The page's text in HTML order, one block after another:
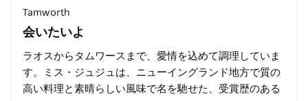
Tamworth
会いたいよ
ラオスからタムワースまで、愛情を込めて調理していま
す。ミス・ジュジュは、ニューイングランド地方で質の
高い料理と素晴らしい風味で名を馳せた、受賞歴のある